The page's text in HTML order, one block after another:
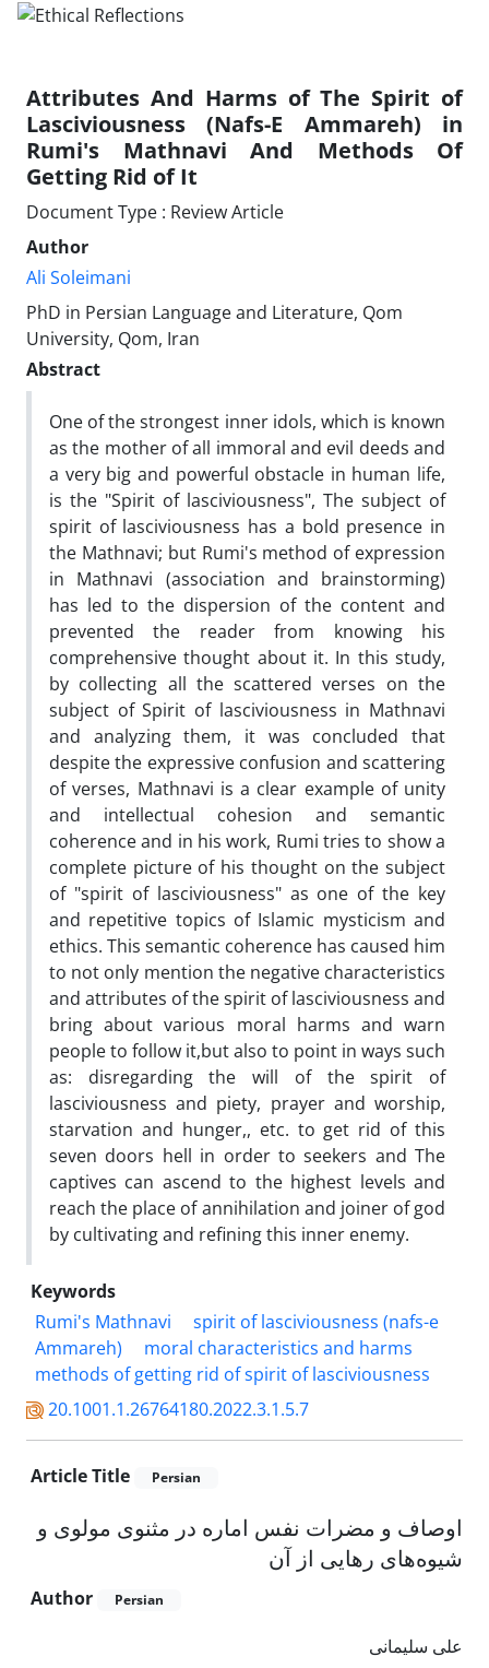
Attributes And Harms of The Spirit of
Lasciviousness (Nafs-E Ammareh) in
Rumi's Mathnavi And Methods Of
Getting Rid of It
Document Type : Review Article
Author
Ali Soleimani
PhD in Persian Language and Literature, Qom
University, Qom, Iran
Abstract
One of the strongest inner idols, which is known
as the mother of all immoral and evil deeds and
a very big and powerful obstacle in human life,
is the "Spirit of lasciviousness", The subject of
spirit of lasciviousness has a bold presence in
the Mathnavi; but Rumi's method of expression
in Mathnavi (association and brainstorming)
has led to the dispersion of the content and
prevented the reader from knowing his
comprehensive thought about it. In this study,
by collecting all the scattered verses on the
subject of Spirit of lasciviousness in Mathnavi
and analyzing them, it was concluded that
despite the expressive confusion and scattering
of verses, Mathnavi is a clear example of unity
and intellectual cohesion and semantic
coherence and in his work, Rumi tries to show a
complete picture of his thought on the subject
of "spirit of lasciviousness" as one of the key
and repetitive topics of Islamic mysticism and
ethics. This semantic coherence has caused him
to not only mention the negative characteristics
and attributes of the spirit of lasciviousness and
bring about various moral harms and warn
people to follow it,but also to point in ways such
as: disregarding the will of the spirit of
lasciviousness and piety, prayer and worship,
starvation and hunger,, etc. to get rid of this
seven doors hell in order to seekers and The
captives can ascend to the highest levels and
reach the place of annihilation and joiner of god
by cultivating and refining this inner enemy.
Keywords
Rumi's Mathnavi
spirit of lasciviousness (nafs-e
Ammareh)
moral characteristics and harms
methods of getting rid of spirit of lasciviousness
20.1001.1.26764180.2022.3.1.5.7
Article Title Persian
اوصاف و مضرات نفس اماره در مثنوی مولوی و
شیوه‌های رهایی از آن
Author Persian
علی سلیمانی